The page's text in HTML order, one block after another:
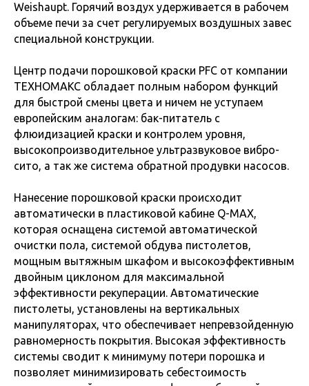
Weishaupt. Горячий воздух удерживается в рабочем
объеме печи за счет регулируемых воздушных завес
специальной конструкции.
Центр подачи порошковой краски PFC от компании
ТЕХНОМАКС обладает полным набором функций
для быстрой смены цвета и ничем не уступаем
европейским аналогам: бак-питатель с
флюидизацией краски и контролем уровня,
высокопроизводительное ультразвуковое вибро-
сито, а так же система обратной продувки насосов.
Нанесение порошковой краски происходит
автоматически в пластиковой кабине Q-MAX,
которая оснащена системой автоматической
очистки пола, системой обдува пистолетов,
мощным вытяжным шкафом и высокоэффективным
двойным циклоном для максимальной
эффективности рекуперации. Автоматические
пистолеты, установлены на вертикальных
манипуляторах, что обеспечивает непревзойденную
равномерность покрытия. Высокая эффективность
системы сводит к минимуму потери порошка и
позволяет минимизировать себестоимость